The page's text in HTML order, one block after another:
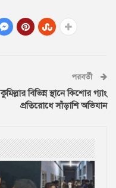
পরবর্তী
কুমিল্লার বিভিন্ন স্থানে কিশোর গ্যাং
প্রতিরোধে সাঁড়াশি অভিযান